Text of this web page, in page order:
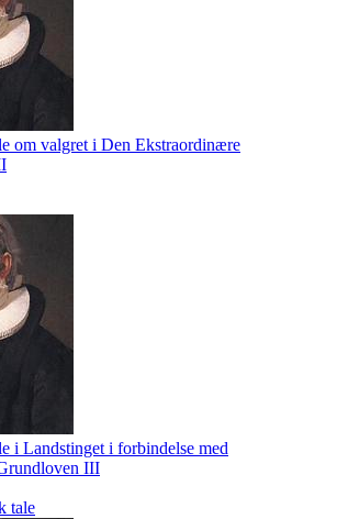
om valgret i Den Ekstraordinære
i Landstinget i forbindelse med
III
tale